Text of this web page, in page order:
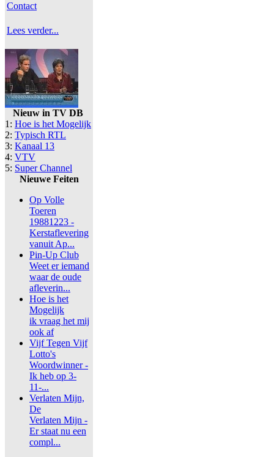
Contact
Lees verder...
Nieuw in TV DB
1: Hoe is het Mogelijk
2: Typisch RTL
3: Kanaal 13
4: VTV
5: Super Channel
Nieuwe Feiten
Op Volle
Toeren
19881223 -
Kerstaflevering
vanuit Ap...
Pin-Up Club
Weet er iemand
waar de oude
afleverin...
Hoe is het
Mogelijk
ik vraag het mij
ook af
Vijf Tegen Vijf
Lotto's
Woordwinner -
Ik heb op 3-
11-...
Verlaten Mijn,
De
Verlaten Mijn -
Er staat nu een
compl...